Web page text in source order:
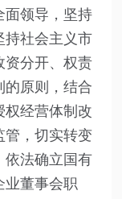
面领导，坚持
持社会主义市
资分开、权责
的原则，结合
权经营体制改
管，切实转变
依法确立国有
业董事会职